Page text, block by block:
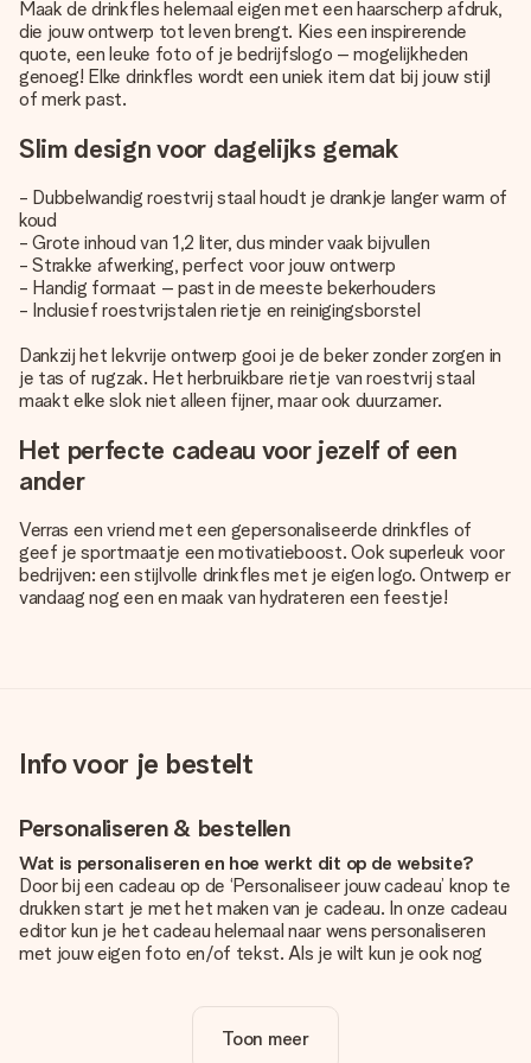
Maak de drinkfles helemaal eigen met een haarscherp afdruk,
die jouw ontwerp tot leven brengt. Kies een inspirerende
quote, een leuke foto of je bedrijfslogo – mogelijkheden
genoeg! Elke drinkfles wordt een uniek item dat bij jouw stijl
of merk past.
Slim design voor dagelijks gemak
- Dubbelwandig roestvrij staal houdt je drankje langer warm of
koud
- Grote inhoud van 1,2 liter, dus minder vaak bijvullen
- Strakke afwerking, perfect voor jouw ontwerp
- Handig formaat – past in de meeste bekerhouders
- Inclusief roestvrijstalen rietje en reinigingsborstel
Dankzij het lekvrije ontwerp gooi je de beker zonder zorgen in
je tas of rugzak. Het herbruikbare rietje van roestvrij staal
maakt elke slok niet alleen fijner, maar ook duurzamer.
Het perfecte cadeau voor jezelf of een
ander
Verras een vriend met een gepersonaliseerde drinkfles of
geef je sportmaatje een motivatieboost. Ook superleuk voor
bedrijven: een stijlvolle drinkfles met je eigen logo. Ontwerp er
vandaag nog een en maak van hydrateren een feestje!
Info voor je bestelt
Personaliseren & bestellen
Wat is personaliseren en hoe werkt dit op de website?
Door bij een cadeau op de ‘Personaliseer jouw cadeau’ knop te
drukken start je met het maken van je cadeau. In onze cadeau
editor kun je het cadeau helemaal naar wens personaliseren
met jouw eigen foto en/of tekst. Als je wilt kun je ook nog
Is personalisatie in de prijs inbegrepen?
Toon meer